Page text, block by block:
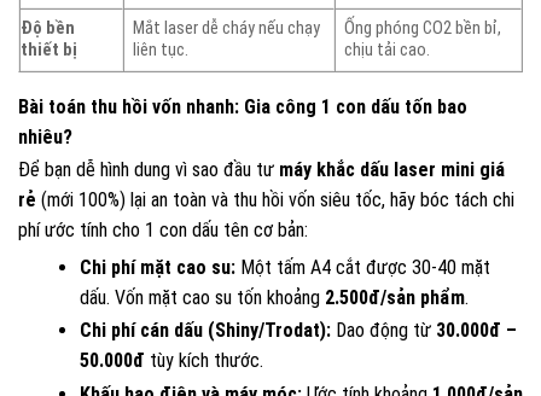
Độ bền
thiết bị
Mắt laser dễ cháy nếu chạy
liên tục.
Ống phóng CO2 bền bỉ,
chịu tải cao.
Bài toán thu hồi vốn nhanh: Gia công 1 con dấu tốn bao
nhiêu?
Để bạn dễ hình dung vì sao đầu tư máy khắc dấu laser mini giá
rẻ (mới 100%) lại an toàn và thu hồi vốn siêu tốc, hãy bóc tách chi
phí ước tính cho 1 con dấu tên cơ bản:
Chi phí mặt cao su:Một tấm A4 cắt được 30-40 mặt
dấu. Vốn mặt cao su tốn khoảng 2.500đ/sản phẩm.
Chi phí cán dấu (Shiny/Trodat):Dao động từ 30.000đ –
50.000đ tùy kích thước.